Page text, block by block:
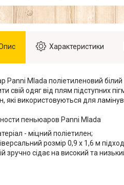
Характеристики
Panni Mlada поліетиленовий
свій одяг від плям підступних
які використовуються для
пеньюаров Panni Mlada
- міцний поліетилен;
розмір 0,9 х 1,6 м
зручно сідає на високий та